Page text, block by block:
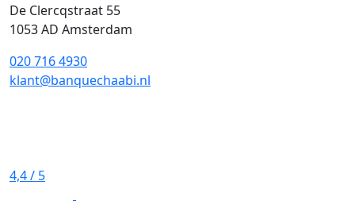
De Clercqstraat 55
1053 AD Amsterdam
020 716 4930
klant@banquechaabi.nl
4,4/ 5